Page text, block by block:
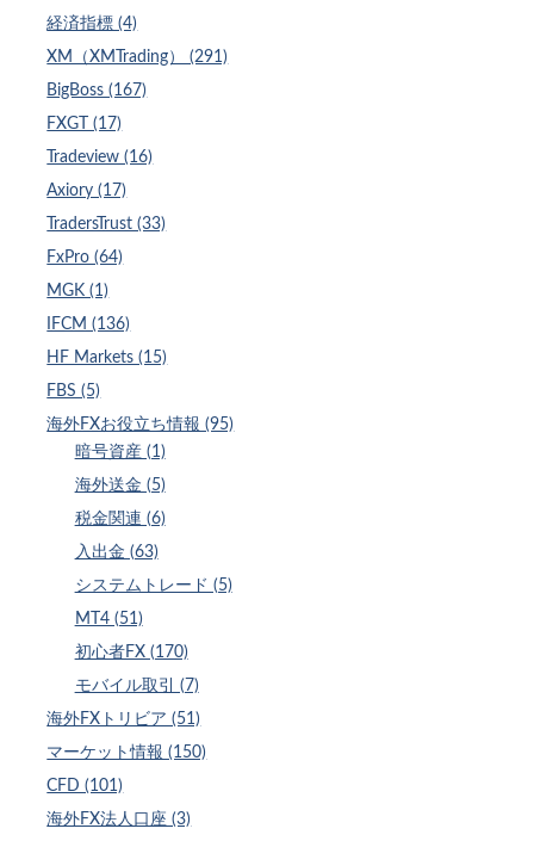
経済指標 (4)
XM（XMTrading） (291)
BigBoss (167)
FXGT (17)
Tradeview (16)
Axiory (17)
TradersTrust (33)
FxPro (64)
MGK (1)
IFCM (136)
HF Markets (15)
FBS (5)
海外FXお役立ち情報 (95)
暗号資産 (1)
海外送金 (5)
税金関連 (6)
入出金 (63)
システムトレード (5)
MT4 (51)
初心者FX (170)
モバイル取引 (7)
海外FXトリビア (51)
マーケット情報 (150)
CFD (101)
海外FX法人口座 (3)